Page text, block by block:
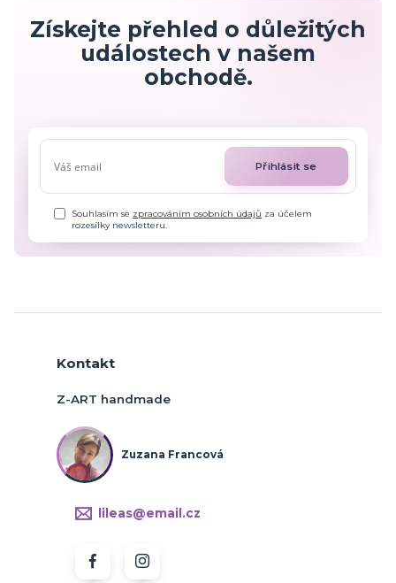
Získejte přehled o důležitých
událostech v našem
obchodě.
Přihlásit se
Souhlasím se zpracováním osobních údajů za účelem
rozesílky newsletteru.
Kontakt
Z-ART handmade
Zuzana Francová
lileas@email.cz